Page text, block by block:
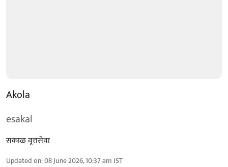
Akola
esakal
सकाळ वृत्तसेवा
Updated on:08 June 2026, 10:37 am IST